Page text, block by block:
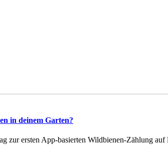
in deinem Garten?
zur ersten App-basierten Wildbienen-Zählung